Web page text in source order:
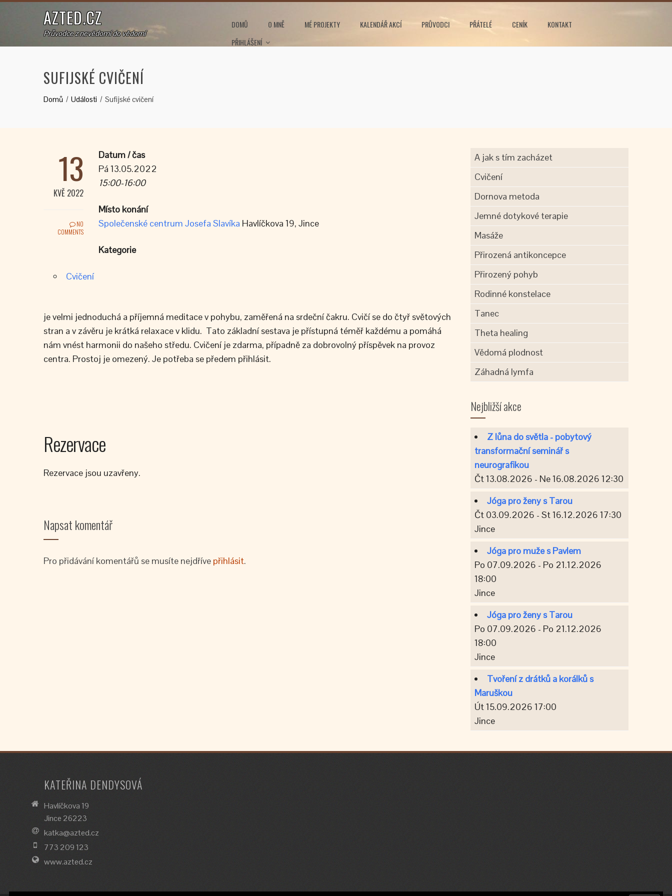
AZTED.CZ
Průvodce z nevědomí do vědomí
DOMŮ O MNĚ MÉ PROJEKTY KALENDÁŘ AKCÍ PRŮVODCI PŘÁTELÉ CENÍK
KONTAKT
PŘIHLÁŠENÍ
SUFIJSKÉ CVIČENÍ
Domů Události Sufijské cvičení
13
KVĚ 2022
NO
COMMENTS
Datum / čas
Pá 13.05.2022
15:00-16:00
Místo konání
Společenské centrum Josefa Slavíka Havlíčkova 19, Jince
Kategorie
Cvičení
je velmi jednoduchá a příjemná meditace v pohybu, zaměřená na srdeční čakru. Cvičí se do čtyř světových
stran a v závěru je krátká relaxace v klidu. Tato základní sestava je přístupná téměř každému a pomáhá
nám vnést harmonii do našeho středu. Cvičení je zdarma, případně za dobrovolný příspěvek na provoz
centra. Prostoj je omezený. Je potřeba se předem přihlásit.
Rezervace
Rezervace jsou uzavřeny.
Napsat komentář
Pro přidávání komentářů se musíte nejdříve přihlásit.
A jak s tím zacházet
Cvičení
Dornova metoda
Jemné dotykové terapie
Masáže
Přirozená antikoncepce
Přirozený pohyb
Rodinné konstelace
Tanec
Theta healing
Vědomá plodnost
Záhadná lymfa
Nejbližší akce
Z lůna do světla - pobytový
transformační seminář s
neurografikou
Čt 13.08.2026 - Ne 16.08.2026 12:30
Jóga pro ženy s Tarou
Čt 03.09.2026 - St 16.12.2026 17:30
Jince
Jóga pro muže s Pavlem
Po 07.09.2026 - Po 21.12.2026
18:00
Jince
Jóga pro ženy s Tarou
Po 07.09.2026 - Po 21.12.2026
18:00
Jince
Tvoření z drátků a korálků s
Maruškou
Út 15.09.2026 17:00
Jince
KATEŘINA DENDYSOVÁ
Havlíčkova 19
Jince 26223
katka@azted.cz
773 209 123
www.azted.cz